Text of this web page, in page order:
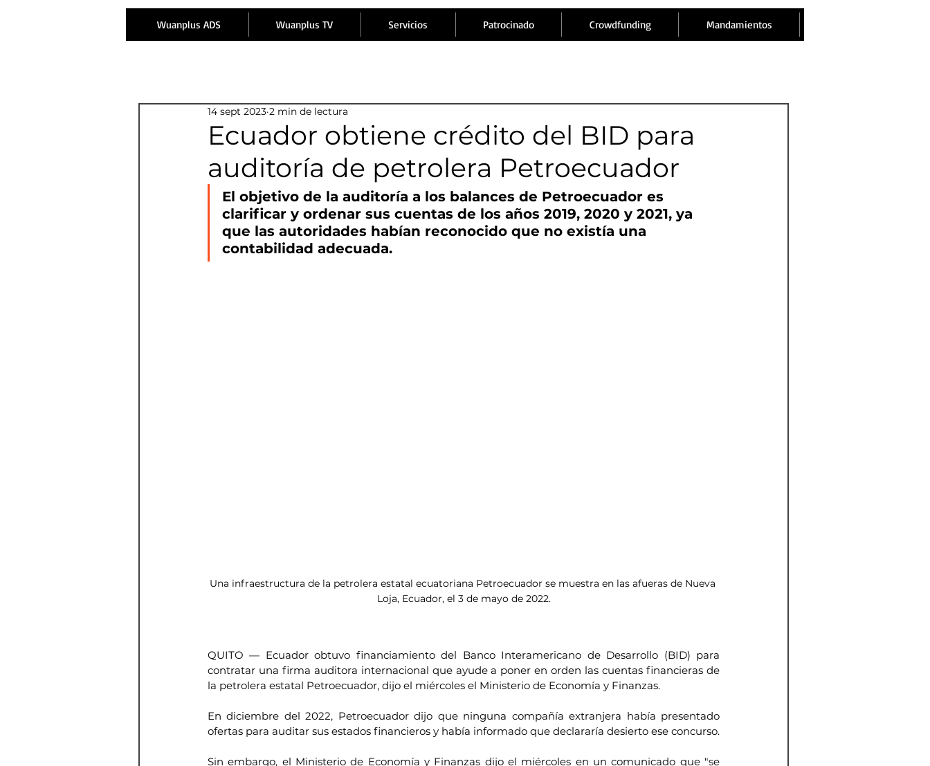
Wuanplus ADS Wuanplus TV Servicios Patrocinado Crowdfunding Mandamientos
Ecuador obtiene crédito del BID para
auditoría de petrolera Petroecuador
14 sept 2023 2 min de lectura
El objetivo de la auditoría a los balances de Petroecuador es
clarificar y ordenar sus cuentas de los años 2019, 2020 y 2021, ya
que las autoridades habían reconocido que no existía una
contabilidad adecuada.
Una infraestructura de la petrolera estatal ecuatoriana Petroecuador se muestra en las afueras de Nueva
Loja, Ecuador, el 3 de mayo de 2022.
QUITO — Ecuador obtuvo financiamiento del Banco Interamericano de Desarrollo (BID) para
contratar una firma auditora internacional que ayude a poner en orden las cuentas financieras de
la petrolera estatal Petroecuador, dijo el miércoles el Ministerio de Economía y Finanzas.
En diciembre del 2022, Petroecuador dijo que ninguna compañía extranjera había presentado
ofertas para auditar sus estados financieros y había informado que declararía desierto ese concurso.
Sin embargo, el Ministerio de Economía y Finanzas dijo el miércoles en un comunicado que "se